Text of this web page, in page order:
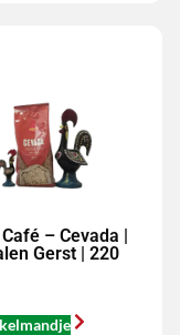
– Cevada |
Gerst | 220